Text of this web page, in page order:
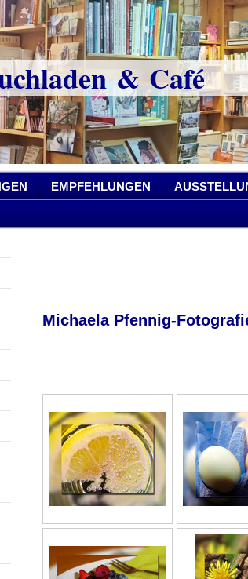
& Café
EMPFEHLUNGEN
Michaela Pfennig-